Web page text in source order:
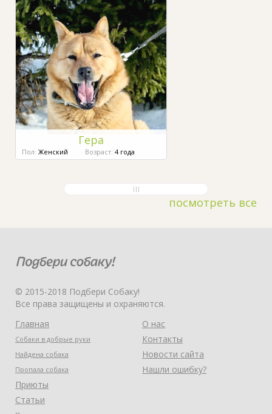
Гера
Пол: Женский Возраст: 4 года
посмотреть все
© 2015-2018 Подбери Собаку!
Все права защищены и охраняются.
Главная
Собаки в добрые руки
Найдена собака
Пропала собака
Приюты
Статьи
О нас
Контакты
Новости сайта
Нашли ошибку?